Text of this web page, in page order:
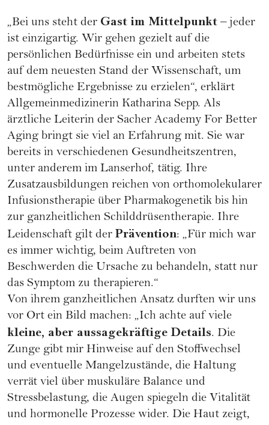
„Bei uns steht der Gast im Mittelpunkt– jeder
ist einzigartig. Wir gehen gezielt auf die
persönlichen Bedürfnisse ein und arbeiten stets
auf dem neuesten Stand der Wissenschaft, um
bestmögliche Ergebnisse zu erzielen“, erklärt
Allgemeinmedizinerin Katharina Sepp. Als
ärztliche Leiterin der Sacher Academy For Better
Aging bringt sie viel an Erfahrung mit. Sie war
bereits in verschiedenen Gesundheitszentren,
unter anderem im Lanserhof, tätig. Ihre
Zusatzausbildungen reichen von orthomolekularer
Infusionstherapie über Pharmakogenetik bis hin
zur ganzheitlichen Schilddrüsentherapie. Ihre
Leidenschaft gilt der Prävention: „Für mich war
es immer wichtig, beim Auftreten von
Beschwerden die Ursache zu behandeln, statt nur
das Symptom zu therapieren.“
Von ihrem ganzheitlichen Ansatz durften wir uns
vor Ort ein Bild machen: „Ich achte auf viele
kleine, aber aussagekräftige Details. Die
Zunge gibt mir Hinweise auf den Stoffwechsel
und eventuelle Mangelzustände, die Haltung
verrät viel über muskuläre Balance und
Stressbelastung, die Augen spiegeln die Vitalität
und hormonelle Prozesse wider. Die Haut zeigt,